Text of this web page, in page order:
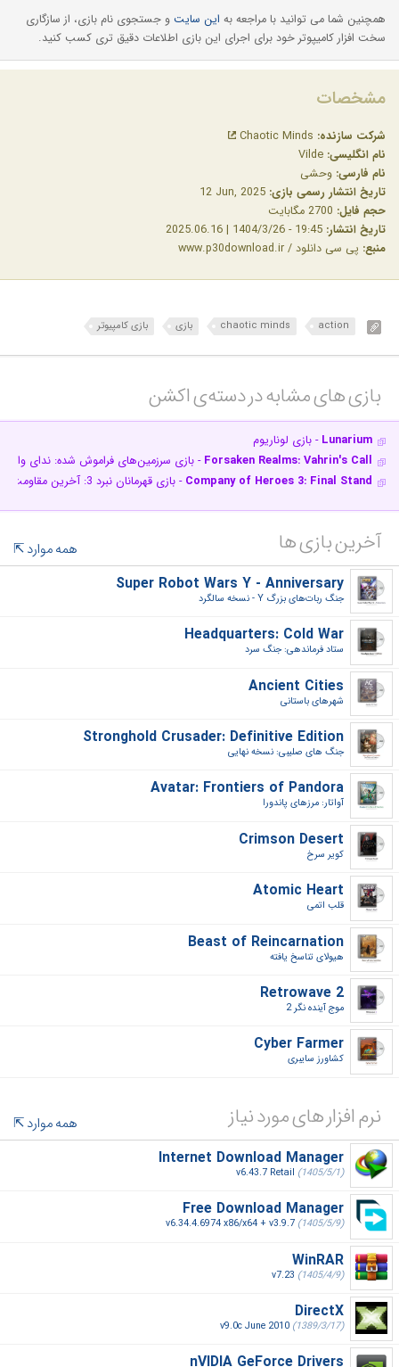
همچنین شما می توانید با مراجعه به این سایت و جستجوی نام بازی، از سازگاری
سخت افزار کامیپوتر خود برای اجرای این بازی اطلاعات دقیق تری کسب کنید.
مشخصات
شرکت سازنده:
نام انگلیسی:
نام فارسی: وحشی
تاریخ انتشار رسمی بازی:
حجم فایل:
تاریخ انتشار:
منبع: پی سی دانلود / www.p30download.ir
action
chaotic minds بازی بازی کامپیوتر
بازی های مشابه در دسته‌ی‌ اکشن‎
Lunarium - بازی لوناریوم
Forsaken Realms: Vahrin's Call - بازی سرزمین‌های فراموش شده: ندای
Company of Heroes 3: Final Stand - بازی قهرمانان نبرد 3: آخرین مقاومت
آخرین بازی ها
همه موارد
Super Robot Wars Y - Anniversary
جنگ ربات‌های بزرگ Y - نسخه سالگرد‎
Headquarters: Cold War
ستاد فرماندهی: جنگ سرد‎
Ancient Cities
شهرهای باستانی‎
Stronghold Crusader: Definitive Edition
جنگ های صلیبی: نسخه نهایی‎
Avatar: Frontiers of Pandora
آواتار: مرزهای پاندورا‎
Crimson Desert
کویر سرخ‎
Atomic Heart
قلب اتمی‎
Beast of Reincarnation
هیولای تناسخ یافته‎
Retrowave 2
موج آینده نگر 2‎
Cyber Farmer
کشاورز سایبری‎
نرم افزار های مورد نیاز
همه موارد
Internet Download Manager
v6.43.7 Retail (1405/5/1)
Free Download Manager
v6.34.4.6974 x86/x64 + v3.9.7 (1405/5/9)
WinRAR
v7.23 (1405/4/9)
DirectX
v9.0c June 2010 (1389/3/17)